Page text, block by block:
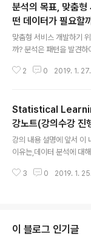
분석의 목표, 맞춤형
떤 데이터가 필요할
맞춤형 서비스 개발하기
까? 분석은 패턴을 발견하
분석을 수행하기 위해서는
"How Companies
국 타깃(Target)사가 있
number"를 통해 관리하
적 정보를 수집 또는 구매
것은, - 구매 물품 종류 -
여부 - 설문조사 작성 여부
2 0 2019. 1. 27.
Statistical
강노트(강의수강 진
강의 내용 설명에 앞서 이
이유는,데이터 분석에 대
하려고 한다.궁금한 점이
예제 및 프레임워크(출
rd Online Lagunita) 한
3 0 2019. 1. 25.
이 블로그 인기글